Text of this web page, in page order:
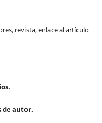
revista, enlace al artículo
de autor.